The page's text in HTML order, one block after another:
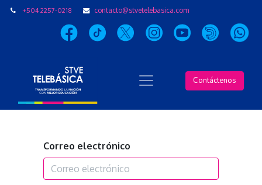
+504 2257-0218 contacto@stvetelebasica.com
Contáctenos
Correo electrónico